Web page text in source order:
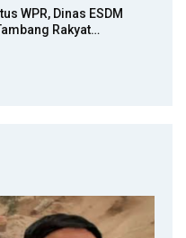
WPR, Dinas ESDM
Rakyat…